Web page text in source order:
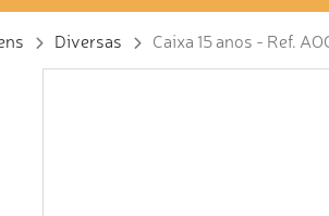
Diversas Caixa 15 anos - Ref.